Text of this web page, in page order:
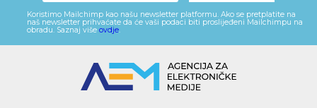
Koristimo Mailchimp kao našu newsletter platformu. Ako se pretplatite na
naš newsletter prihvaćate da će vaši podaci biti proslijeđeni Mailchimpu na
obradu. Saznaj više ovdje.